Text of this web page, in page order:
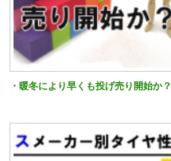
・暖冬により早くも投げ売り開始か？